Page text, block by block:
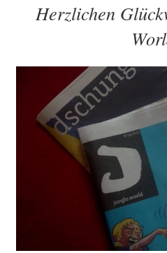
Herzlichen